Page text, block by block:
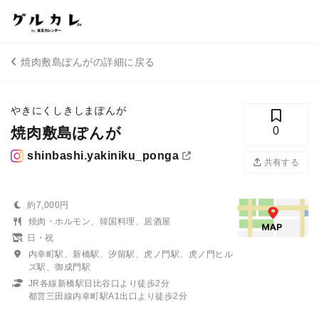
焼肉敷島ぽんがの詳細に戻る
やきにくしきしまぽんが
焼肉敷島ぽんが
shinbashi.yakiniku_ponga
0
共有する
約7,000円
焼肉・ホルモン、韓国料理、居酒屋
日・祝
内幸町駅、新橋駅、汐留駅、虎ノ門駅、虎ノ門ヒル
ズ駅、御成門駅
JR各線新橋駅日比谷口より徒歩2分
都営三田線内幸町駅A1出口より徒歩2分